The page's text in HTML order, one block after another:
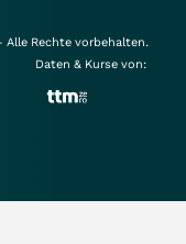
Rechte vorbehalten.
Daten & Kurse von: